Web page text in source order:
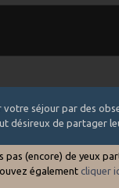
séjour par des
désireux de partager
(encore) de yeux
également cliquer